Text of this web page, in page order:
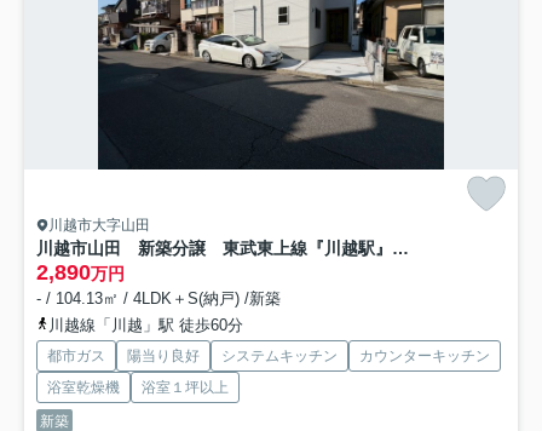
川越市大字山田
川越市山田 新築分譲 東武東上線『川越駅』バス12分 【山田小学区】
2,890万円
- / 104.13㎡ / 4LDK＋S(納戸) /新築
川越線「川越」駅 徒歩60分
都市ガス 陽当り良好 システムキッチン
カウンターキッチン
浴室乾燥機
浴室１坪以上
新築